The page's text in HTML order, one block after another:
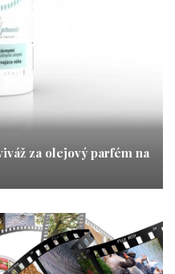
za olejový parfém na